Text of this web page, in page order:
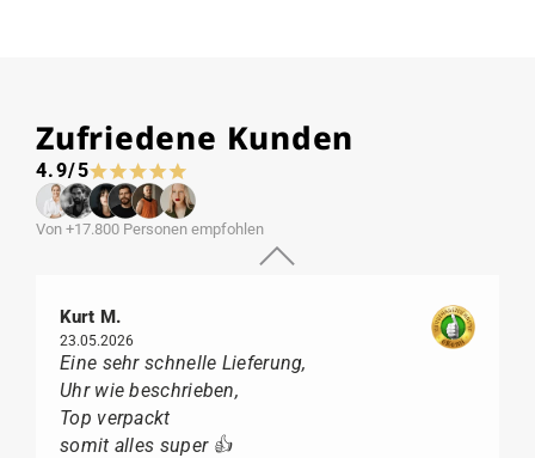
Zufriedene Kunden
4.9/5
Von +17.800 Personen empfohlen
Kurt M.
23.05.2026
Eine sehr schnelle Lieferung,
Uhr wie beschrieben,
Top verpackt
somit alles super 👍